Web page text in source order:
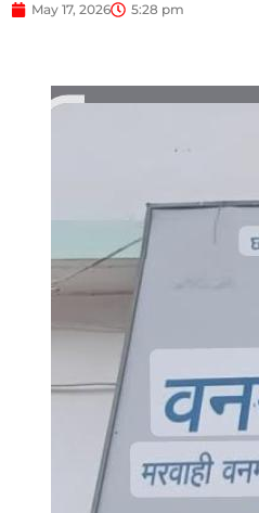
May 17, 2026 5:28 pm